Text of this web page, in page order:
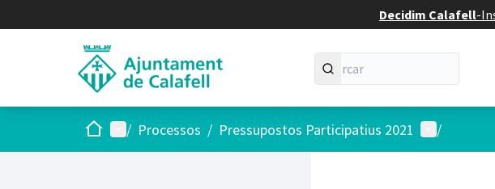
Decidim Calafell-
Inici Menú principal
/ Processos / Pressupostos Participatius 2021 Menú d'usuari
/